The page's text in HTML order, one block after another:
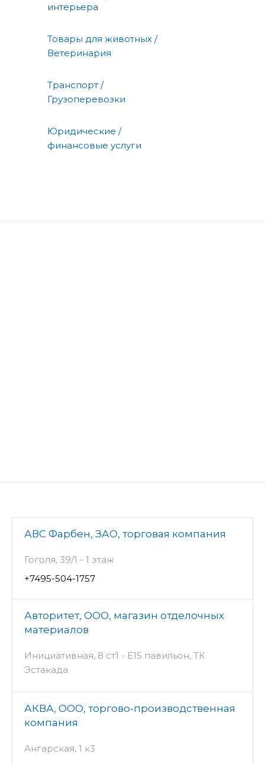
интерьера
Товары для животных /
Ветеринария
Транспорт /
Грузоперевозки
Юридические /
финансовые услуги
АВС Фарбен, ЗАО, торговая компания
Гоголя, 39/1 - 1 этаж
+7495-504-1757
Авторитет, ООО, магазин отделочных
материалов
Инициативная, 8 ст1 - Е15 павильон, ТК
Эстакада
АКВА, ООО, торгово-производственная
компания
Ангарская, 1 к3